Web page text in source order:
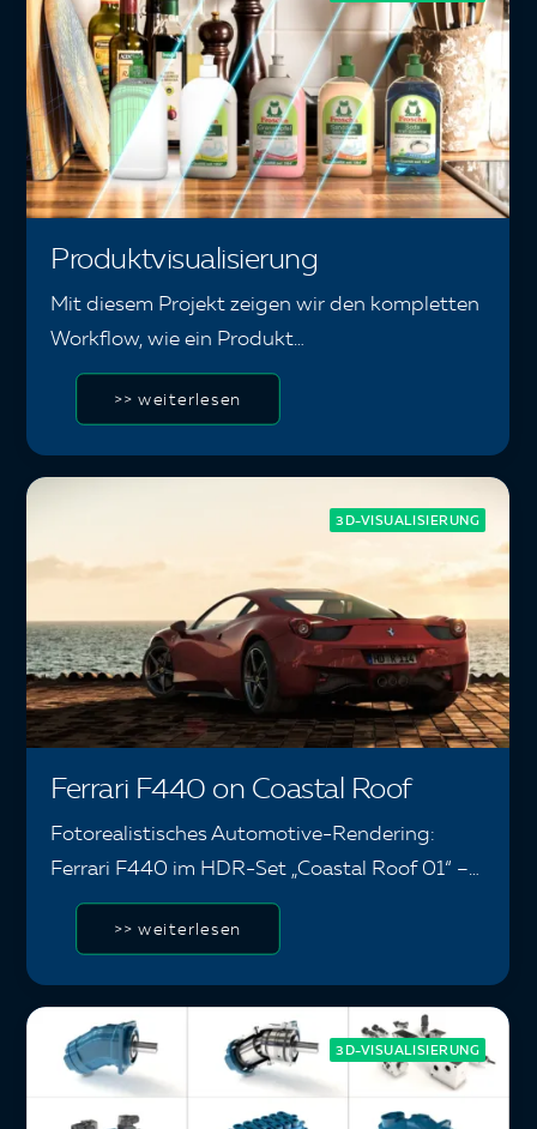
Produktvisualisierung
Mit diesem Projekt zeigen wir den kompletten
Workflow, wie ein Produkt…
>> weiterlesen
3D-VISUALISIERUNG
Ferrari F440 on Coastal Roof
Fotorealistisches Automotive-Rendering:
Ferrari F440 im HDR-Set „Coastal Roof 01“ –…
>> weiterlesen
3D-VISUALISIERUNG